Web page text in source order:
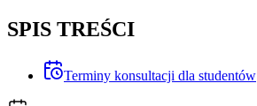
SPIS TREŚCI
Terminy konsultacji dla studentów